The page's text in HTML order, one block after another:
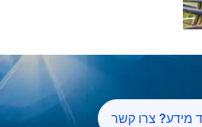
מידע? צרו קשר